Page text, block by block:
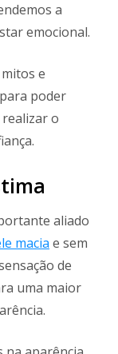
a
emocional.
e
poder
o
aliado
macia e sem
de
uma maior